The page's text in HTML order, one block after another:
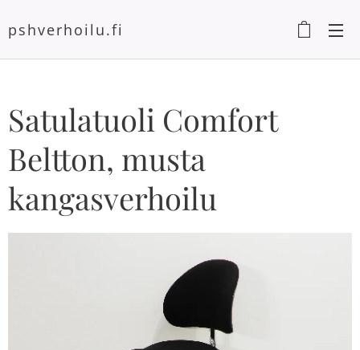
pshverhoilu.fi
Satulatuoli Comfort
Beltton, musta
kangasverhoilu